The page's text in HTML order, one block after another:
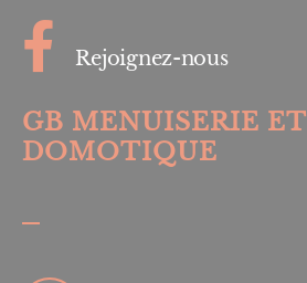
Rejoignez-nous
GB MENUISERIE ET
DOMOTIQUE